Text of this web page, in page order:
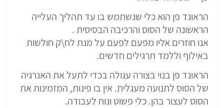
הראונד פן הוא כלי שנשתמש בו עד תהליך העלייה
הראשונה של הסוס והרכיבה הבסיסית .
אנו חוזרים אליו מפעם לפעם על מנת לח\ק חולשות
באילוף וללמד תרגילים חדשים.
הראונד פן בנוי בצורה עגולה בכדי לתעל את האנרגיה
של הסוס לתנועה מעגלית. אין בו פינות, המזמינות את
הסוס לעצור בהן. כלי פשוט ונוח לעבודה.